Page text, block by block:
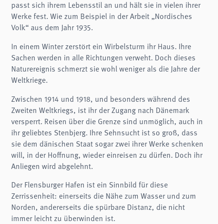
passt sich ihrem Lebensstil an und hält sie in vielen ihrer
Werke fest. Wie zum Beispiel in der Arbeit „Nordisches
Volk“ aus dem Jahr 1935.
In einem Winter zerstört ein Wirbelsturm ihr Haus. Ihre
Sachen werden in alle Richtungen verweht. Doch dieses
Naturereignis schmerzt sie wohl weniger als die Jahre der
Weltkriege.
Zwischen 1914 und 1918, und besonders während des
Zweiten Weltkriegs, ist ihr der Zugang nach Dänemark
versperrt. Reisen über die Grenze sind unmöglich, auch in
ihr geliebtes Stenbjerg. Ihre Sehnsucht ist so groß, dass
sie dem dänischen Staat sogar zwei ihrer Werke schenken
will, in der Hoffnung, wieder einreisen zu dürfen. Doch ihr
Anliegen wird abgelehnt.
Der Flensburger Hafen ist ein Sinnbild für diese
Zerrissenheit: einerseits die Nähe zum Wasser und zum
Norden, andererseits die spürbare Distanz, die nicht
immer leicht zu überwinden ist.